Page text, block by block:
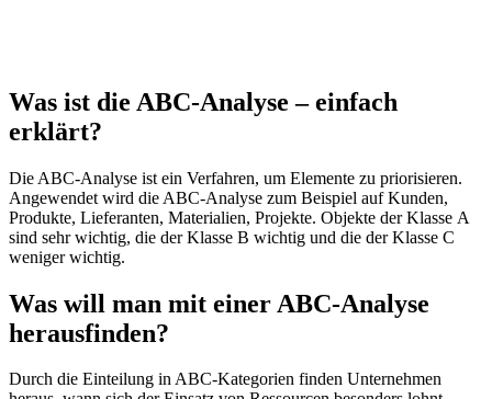
Was ist die ABC-Analyse – einfach
erklärt?
Die ABC-Analyse ist ein Verfahren, um Elemente zu priorisieren.
Angewendet wird die ABC-Analyse zum Beispiel auf Kunden,
Produkte, Lieferanten, Materialien, Projekte. Objekte der Klasse A
sind sehr wichtig, die der Klasse B wichtig und die der Klasse C
weniger wichtig.
Was will man mit einer ABC-Analyse
herausfinden?
Durch die Einteilung in ABC-Kategorien finden Unternehmen